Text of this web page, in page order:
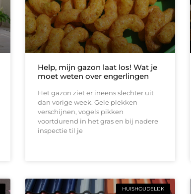
Help, mijn gazon laat los! Wat je
moet weten over engerlingen
Het gazon ziet er ineens slechter uit
dan vorige week. Gele plekken
verschijnen, vogels pikken
voortdurend in het gras en bij nadere
inspectie til je
HUISHOUDELIJK